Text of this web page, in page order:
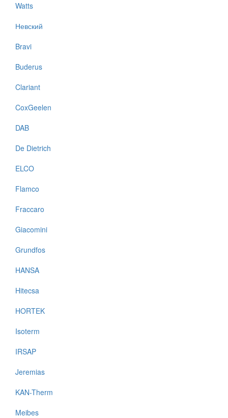
Watts
Невский
Bravi
Buderus
Clariant
CoxGeelen
DAB
De Dietrich
ELCO
Flamco
Fraccaro
Giacomini
Grundfos
HANSA
Hitecsa
HORTEK
Isoterm
IRSAP
Jeremias
KAN-Therm
Meibes